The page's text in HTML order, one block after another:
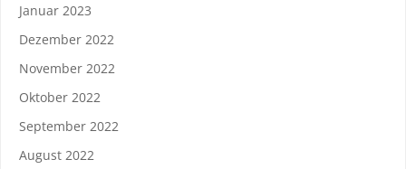
Januar 2023
Dezember 2022
November 2022
Oktober 2022
September 2022
August 2022